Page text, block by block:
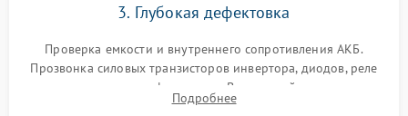
3. Глубокая дефектовка
Проверка емкости и внутреннего сопротивления АКБ.
Прозвонка силовых транзисторов инвертора, диодов, реле
переключения и трансформатора. Визуальный поиск вздутых
конденсаторов и прогаров на печатной плате.
Подробнее